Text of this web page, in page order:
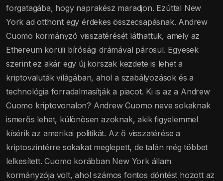
forgatagába, hogy naprakész maradjon. Ezúttal New
York ad otthont egy érdekes összecsapásnak. Andrew
Cuomo kormányzó visszatérését láthattuk, amely az
Ethereum körüli bírósági drámával párosul. Egyesek
szerint ez akár egy új korszak kezdete is lehet a
kriptovaluták világában, ahol a szabályozások és a
technológia forradalmasítják a piacot. Ki is az a Andrew
Cuomo kriptovonalon? Andrew Cuomo neve sokaknak
ismerős lehet, különösen azoknak, akik figyelemmel
kísérik az amerikai politikát. Az ő visszatérése a
kriptoszíntérre sokakat meglepett, de talán még többet
lelkesített. Cuomo korábban New York állam
kormányzója volt, ahol számos fontos döntést hozott az